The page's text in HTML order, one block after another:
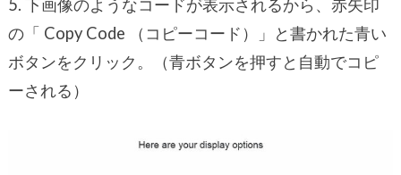
5. 下画像のようなコードが表示されるから、赤矢印
の「 Copy Code （コピーコード）」と書かれた青い
ボタンをクリック。（青ボタンを押すと自動でコピ
ーされる）